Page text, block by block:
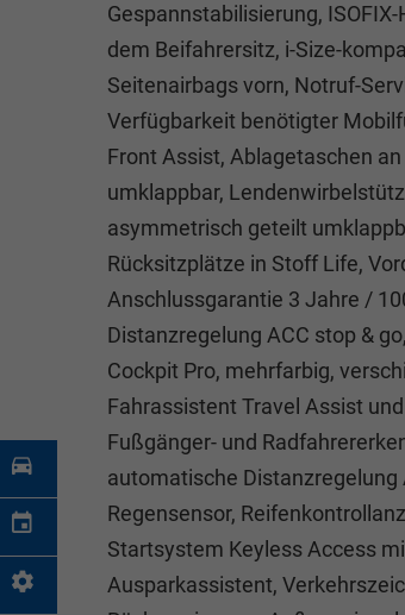
Gespannstabilisierung,
dem Beifahrersitz, i-Size-
Seitenairbags vorn, Notruf-
Verfügbarkeit benötigter
Front Assist, Ablagetaschen
umklappbar,
asymmetrisch geteilt
Rücksitzplätze in Stoff Life,
Anschlussgarantie 3 Jahre /
Distanzregelung ACC stop &
Cockpit Pro, mehrfarbig,
Fahrassistent Travel Assist
Fußgänger- und
automatische Distanzregelung
Regensensor,
Startsystem Keyless Access
Ausparkassistent,